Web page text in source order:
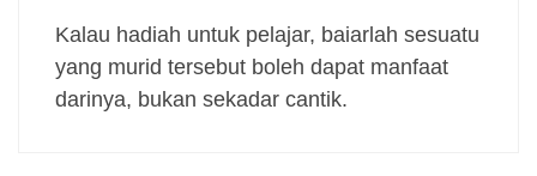
Kalau hadiah untuk pelajar, baiarlah sesuatu
yang murid tersebut boleh dapat manfaat
darinya, bukan sekadar cantik.